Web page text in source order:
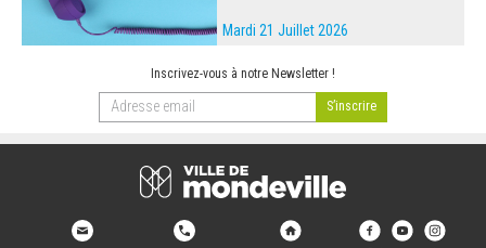
Mardi 21 Juillet 2026
Inscrivez-vous à notre Newsletter !